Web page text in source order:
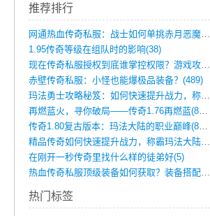
推荐排行
网通热血传奇私服：战士如何单挑赤月恶魔？(311)
1.95传奇等级在组队时的影响(38)
现在传奇私服授权到底谁掌控权限？游戏攻略(789)
赤壁传奇私服：小怪也能爆极品装备？(489)
玛法勇士攻略秘笈：如何快速提升战力，称霸(717)
再燃蓝火，寻你破局——传奇1.76再燃蓝(893)
传奇1.80复古版本：玛法大陆的职业巅峰(873)
精品传奇如何快速提升战力，称霸玛法大陆？(392)
在刚开一秒传奇里找什么样的徒弟好(5)
热血传奇私服顶级装备如何获取？装备搭配与(688)
热门标签